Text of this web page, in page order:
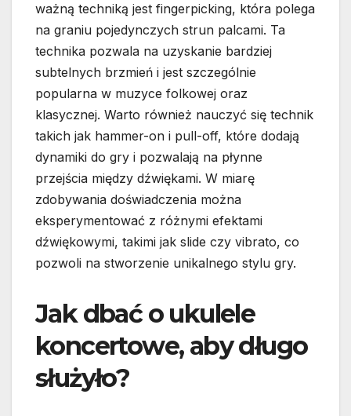
ważną techniką jest fingerpicking, która polega
na graniu pojedynczych strun palcami. Ta
technika pozwala na uzyskanie bardziej
subtelnych brzmień i jest szczególnie
popularna w muzyce folkowej oraz
klasycznej. Warto również nauczyć się technik
takich jak hammer-on i pull-off, które dodają
dynamiki do gry i pozwalają na płynne
przejścia między dźwiękami. W miarę
zdobywania doświadczenia można
eksperymentować z różnymi efektami
dźwiękowymi, takimi jak slide czy vibrato, co
pozwoli na stworzenie unikalnego stylu gry.
Jak dbać o ukulele
koncertowe, aby długo
służyło?